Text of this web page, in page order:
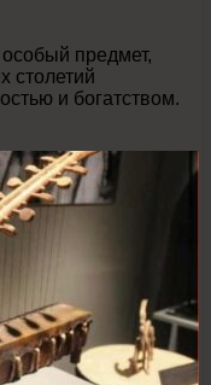
предмет,
столетий
и богатством.